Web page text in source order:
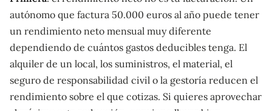
autónomo que factura 50.000 euros al año puede tener
un rendimiento neto mensual muy diferente
dependiendo de cuántos gastos deducibles tenga. El
alquiler de un local, los suministros, el material, el
seguro de responsabilidad civil o la gestoría reducen el
rendimiento sobre el que cotizas. Si quieres aprovechar